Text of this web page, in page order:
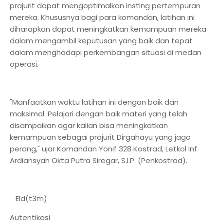
prajurit dapat mengoptimalkan insting pertempuran
mereka. Khususnya bagi para komandan, latihan ini
diharapkan dapat meningkatkan kemampuan mereka
dalam mengambil keputusan yang baik dan tepat
dalam menghadapi perkembangan situasi di medan
operasi.
"Manfaatkan waktu latihan ini dengan baik dan
maksimal. Pelajari dengan baik materi yang telah
disampaikan agar kalian bisa meningkatkan
kemampuan sebagai prajurit Dirgahayu yang jago
perang," ujar Komandan Yonif 328 Kostrad, Letkol Inf
Ardiansyah Okta Putra Siregar, S.I.P. (Penkostrad).
Eld(t3m)
Autentikasi